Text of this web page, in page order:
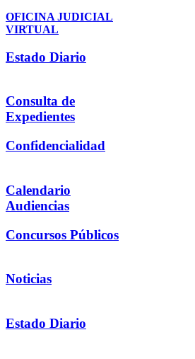
OFICINA JUDICIAL
VIRTUAL
Estado Diario
Consulta de
Expedientes
Confidencialidad
Calendario
Audiencias
Concursos Públicos
Noticias
Estado Diario